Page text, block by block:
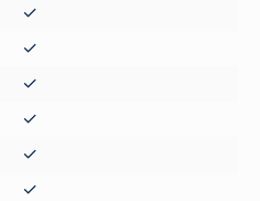
✓
✓
✓
✓
✓
✓